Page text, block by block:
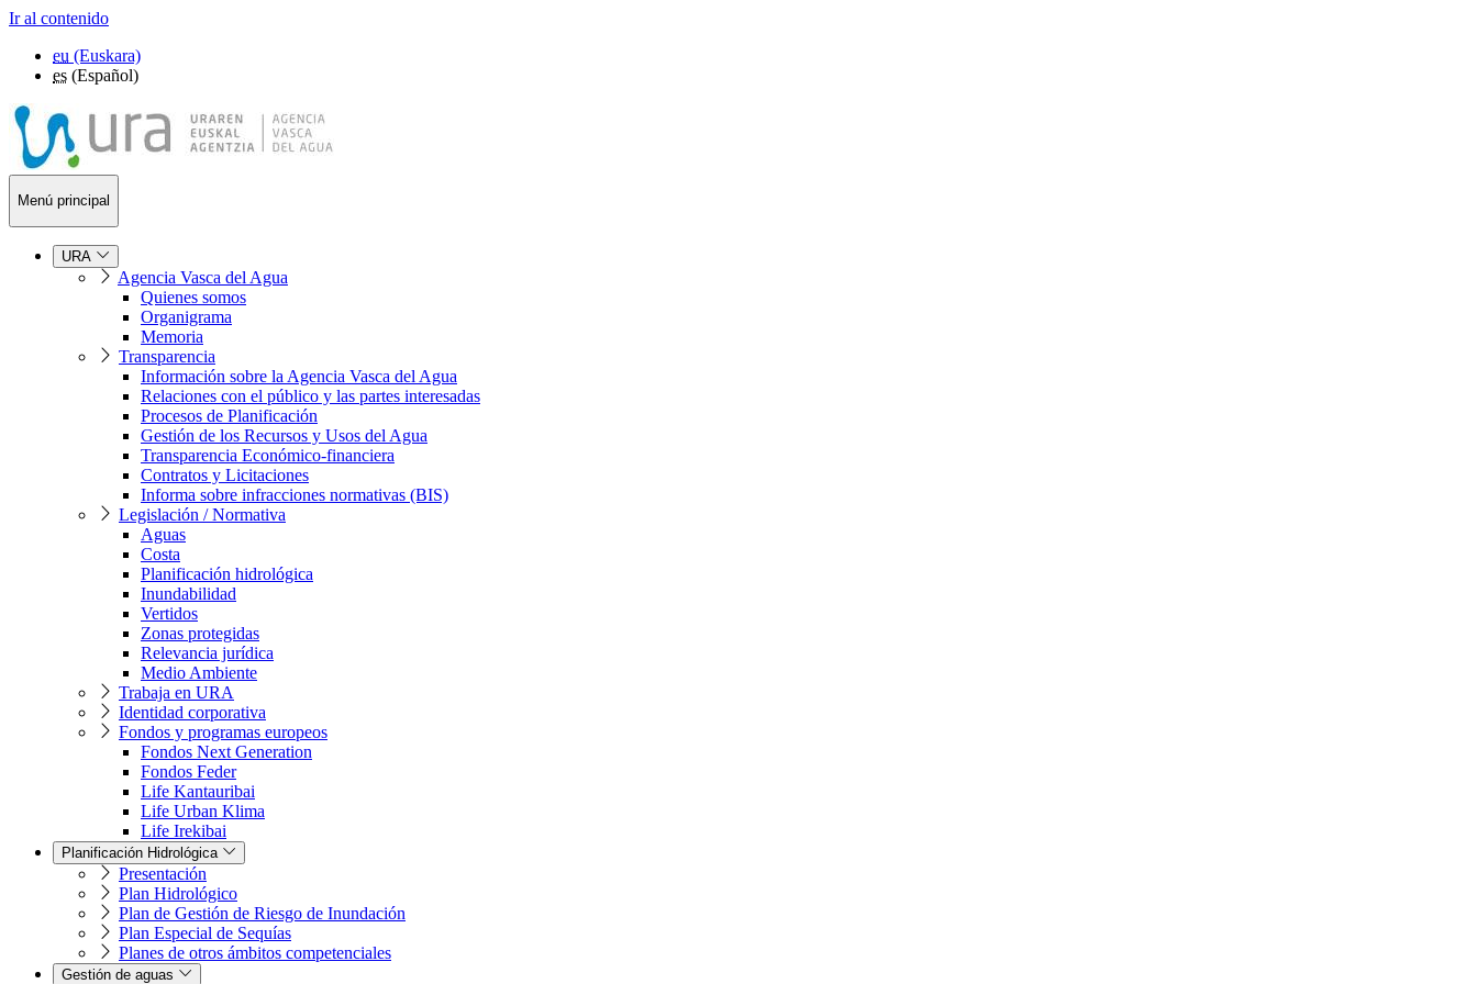
Ir al contenido
eu (Euskara)
es (Español)
Menú principal
URA
Agencia Vasca del Agua
Quienes somos
Organigrama
Memoria
Transparencia
Información sobre la Agencia Vasca del Agua
Relaciones con el público y las partes interesadas
Procesos de Planificación
Gestión de los Recursos y Usos del Agua
Transparencia Económico-financiera
Contratos y Licitaciones
Informa sobre infracciones normativas (BIS)
Legislación / Normativa
Aguas
Costa
Planificación hidrológica
Inundabilidad
Vertidos
Zonas protegidas
Relevancia jurídica
Medio Ambiente
Trabaja en URA
Identidad corporativa
Fondos y programas europeos
Fondos Next Generation
Fondos Feder
Life Kantauribai
Life Urban Klima
Life Irekibai
Planificación Hidrológica
Presentación
Plan Hidrológico
Plan de Gestión de Riesgo de Inundación
Plan Especial de Sequías
Planes de otros ámbitos competenciales
Gestión de aguas